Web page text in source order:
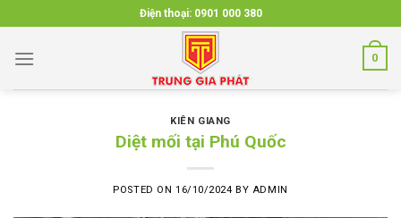
to
content
Điện thoại: 0901 000 380
0
KIÊN GIANG
Diệt mối tại Phú Quốc
POSTED ON 16/10/2024 BY ADMIN